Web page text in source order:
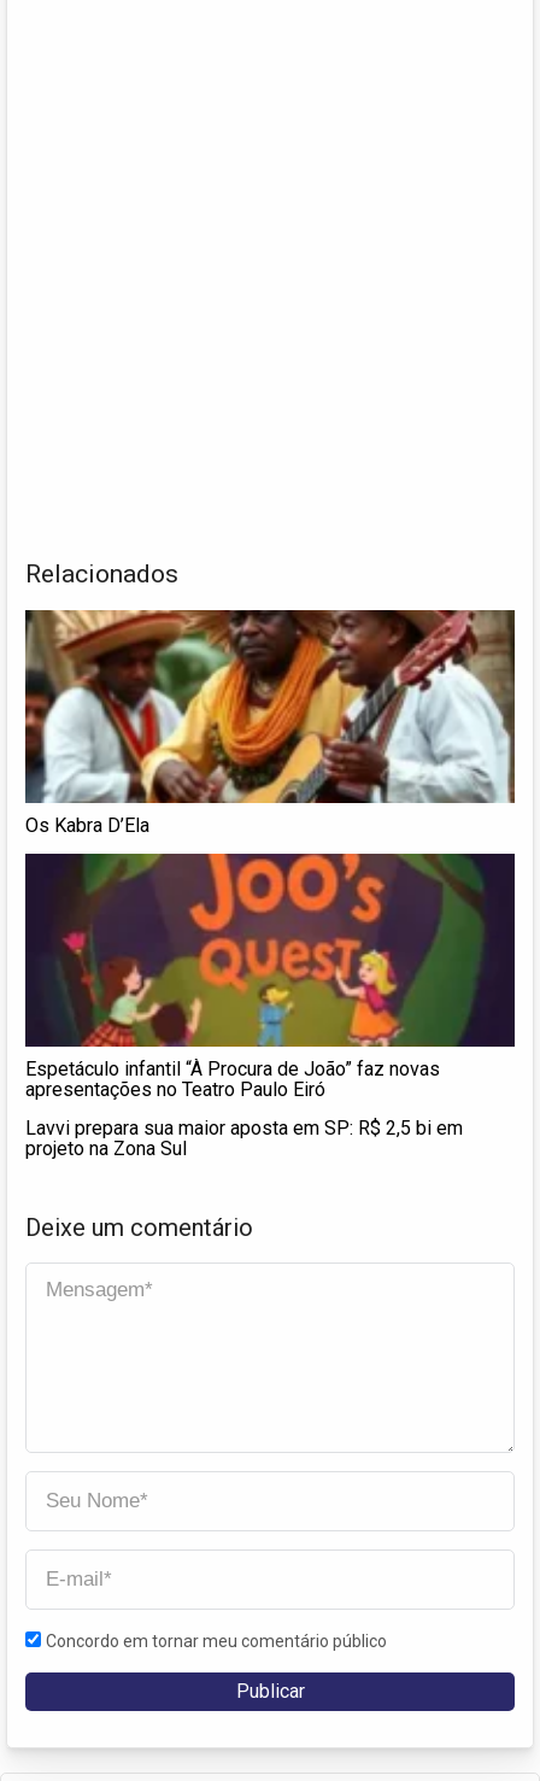
Relacionados
Os Kabra D’Ela
Espetáculo infantil “À Procura de João” faz novas
apresentações no Teatro Paulo Eiró
Lavvi prepara sua maior aposta em SP: R$ 2,5 bi em
projeto na Zona Sul
Deixe um comentário
Concordo em tornar meu comentário público